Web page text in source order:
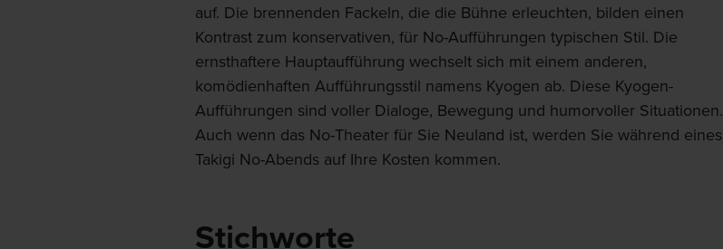
auf. Die brennenden Fackeln, die die Bühne erleuchten, bilden einen
Kontrast zum konservativen, für No-Aufführungen typischen Stil. Die
ernsthaftere Hauptaufführung wechselt sich mit einem anderen,
komödienhaften Aufführungsstil namens Kyogen ab. Diese Kyogen-
Aufführungen sind voller Dialoge, Bewegung und humorvoller Situationen.
Auch wenn das No-Theater für Sie Neuland ist, werden Sie während eines
Takigi No-Abends auf Ihre Kosten kommen.
Stichworte